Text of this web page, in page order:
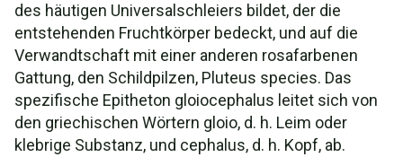
des häutigen Universalschleiers bildet, der die
entstehenden Fruchtkörper bedeckt, und auf die
Verwandtschaft mit einer anderen rosafarbenen
Gattung, den Schildpilzen, Pluteus species. Das
spezifische Epitheton gloiocephalus leitet sich von
den griechischen Wörtern gloio, d. h. Leim oder
klebrige Substanz, und cephalus, d. h. Kopf, ab.